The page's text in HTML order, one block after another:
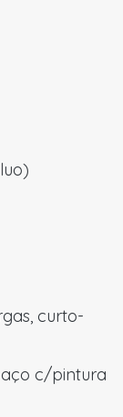
curto-
c/pintura